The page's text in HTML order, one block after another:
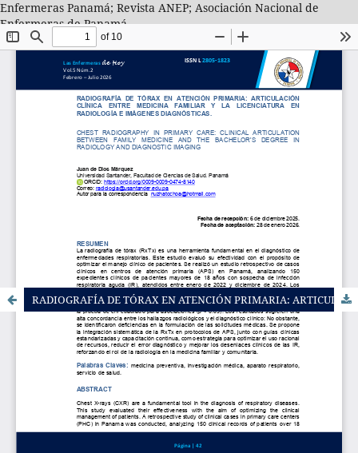
Enfermeras Panamá; Revista ANEP; Asociación Nacional de
Enfermeras de Panamá
RADIOGRAFÍA DE TÓRAX EN ATENCIÓN PRIMARIA: ARTICULACIÓN CLÍNICA ENTRE MEDICINA FAMILIAR Y LA LICENCIATURA EN RADIOLOGÍA E IMÁGENES DIAGNÓSTICAS.